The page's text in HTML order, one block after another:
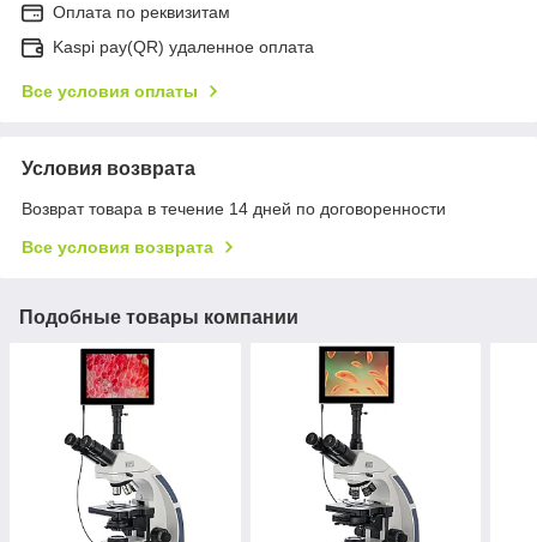
Оплата по реквизитам
Kaspi pay(QR) удаленное оплата
Все условия оплаты
Условия возврата
Возврат товара в течение 14 дней по договоренности
Все условия возврата
Подобные товары компании